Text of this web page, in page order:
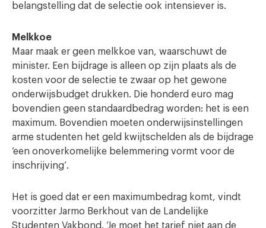
belangstelling dat de selectie ook intensiever is.
Melkkoe
Maar maak er geen melkkoe van, waarschuwt de
minister. Een bijdrage is alleen op zijn plaats als de
kosten voor de selectie te zwaar op het gewone
onderwijsbudget drukken. Die honderd euro mag
bovendien geen standaardbedrag worden: het is een
maximum. Bovendien moeten onderwijsinstellingen
arme studenten het geld kwijtschelden als de bijdrage
‘een onoverkomelijke belemmering vormt voor de
inschrijving’.
Het is goed dat er een maximumbedrag komt, vindt
voorzitter Jarmo Berkhout van de Landelijke
Studenten Vakbond. ‘Je moet het tarief niet aan de